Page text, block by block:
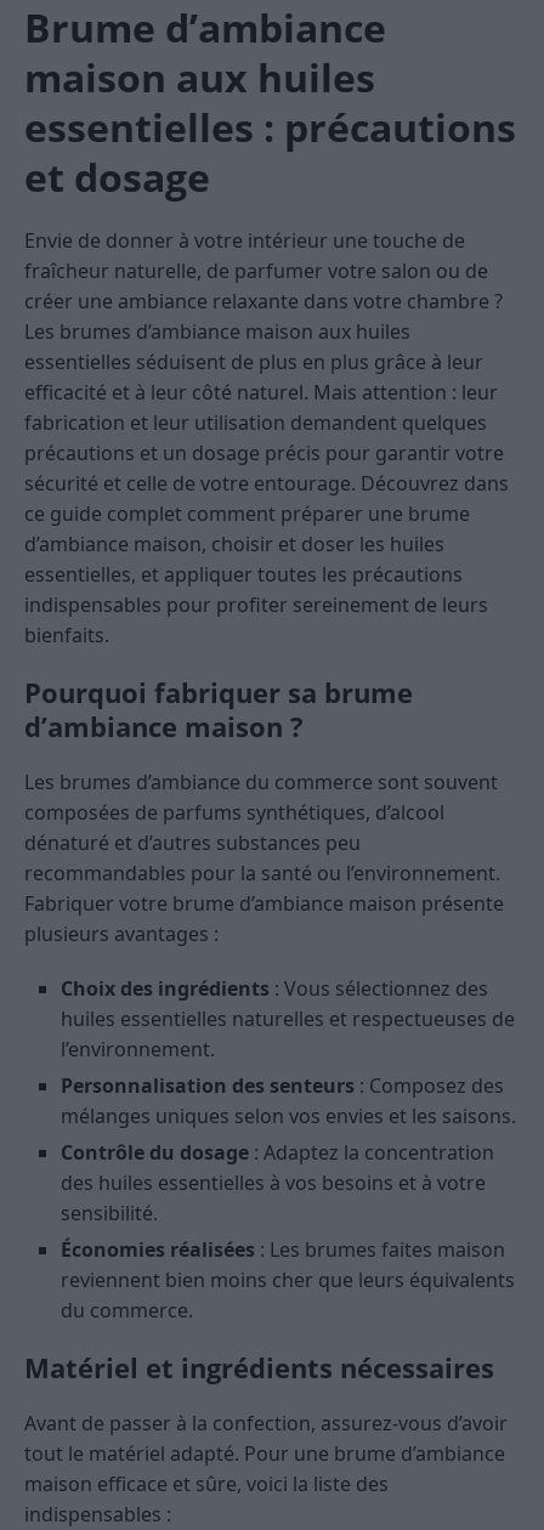
Brume d’ambiance
maison aux huiles
essentielles : précautions
et dosage
Envie de donner à votre intérieur une touche de
fraîcheur naturelle, de parfumer votre salon ou de
créer une ambiance relaxante dans votre chambre ?
Les brumes d’ambiance maison aux huiles
essentielles séduisent de plus en plus grâce à leur
efficacité et à leur côté naturel. Mais attention : leur
fabrication et leur utilisation demandent quelques
précautions et un dosage précis pour garantir votre
sécurité et celle de votre entourage. Découvrez dans
ce guide complet comment préparer une brume
d’ambiance maison, choisir et doser les huiles
essentielles, et appliquer toutes les précautions
indispensables pour profiter sereinement de leurs
bienfaits.
Pourquoi fabriquer sa brume
d’ambiance maison ?
Les brumes d’ambiance du commerce sont souvent
composées de parfums synthétiques, d’alcool
dénaturé et d’autres substances peu
recommandables pour la santé ou l’environnement.
Fabriquer votre brume d’ambiance maison présente
plusieurs avantages :
Choix des ingrédients : Vous sélectionnez des
huiles essentielles naturelles et respectueuses de
l’environnement.
Personnalisation des senteurs : Composez des
mélanges uniques selon vos envies et les saisons.
Contrôle du dosage : Adaptez la concentration
des huiles essentielles à vos besoins et à votre
sensibilité.
Économies réalisées : Les brumes faites maison
reviennent bien moins cher que leurs équivalents
du commerce.
Matériel et ingrédients nécessaires
Avant de passer à la confection, assurez-vous d’avoir
tout le matériel adapté. Pour une brume d’ambiance
maison efficace et sûre, voici la liste des
indispensables :